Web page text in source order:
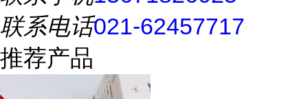
联系电话021-62457717
推荐产品